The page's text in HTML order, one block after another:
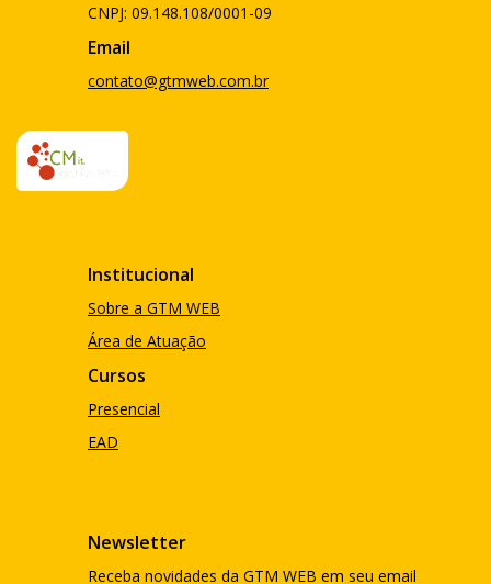
CNPJ: 09.148.108/0001-09
Email
contato@gtmweb.com.br
Institucional
Sobre a GTM WEB
Área de Atuação
Cursos
Presencial
EAD
Newsletter
Receba novidades da GTM WEB em seu email